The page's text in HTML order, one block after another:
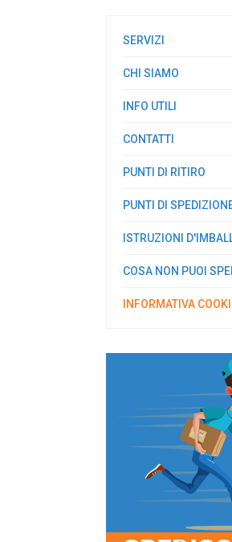
SERVIZI
CHI SIAMO
INFO UTILI
CONTATTI
PUNTI DI RITIRO
PUNTI DI
ISTRUZIONI
COSA NON PUOI
INFORMATIVA